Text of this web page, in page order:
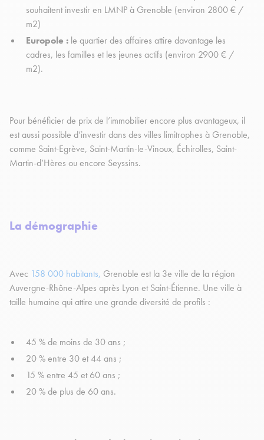
souhaitent investir en LMNP à Grenoble (environ 2800 € /
m2)
Europole : le quartier des affaires attire davantage les
cadres, les familles et les jeunes actifs (environ 2900 € /
m2).
Pour bénéficier de prix de l’immobilier encore plus avantageux, il
est aussi possible d’investir dans des villes limitrophes à Grenoble,
comme Saint-Egrève, Saint-Martin-le-Vinoux, Échirolles, Saint-
Martin-d’Hères ou encore Seyssins.
La démographie
Avec 158 000 habitants, Grenoble est la 3e ville de la région
Auvergne-Rhône-Alpes après Lyon et Saint-Étienne. Une ville à
taille humaine qui attire une grande diversité de profils :
45 % de moins de 30 ans ;
20 % entre 30 et 44 ans ;
15 % entre 45 et 60 ans ;
20 % de plus de 60 ans.